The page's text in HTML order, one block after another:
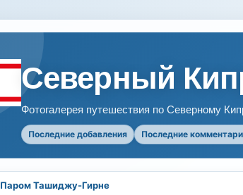
Северный
Фотогалерея путешествия по Северному
Последние добавления Последние
Паром Ташиджу-Гирне